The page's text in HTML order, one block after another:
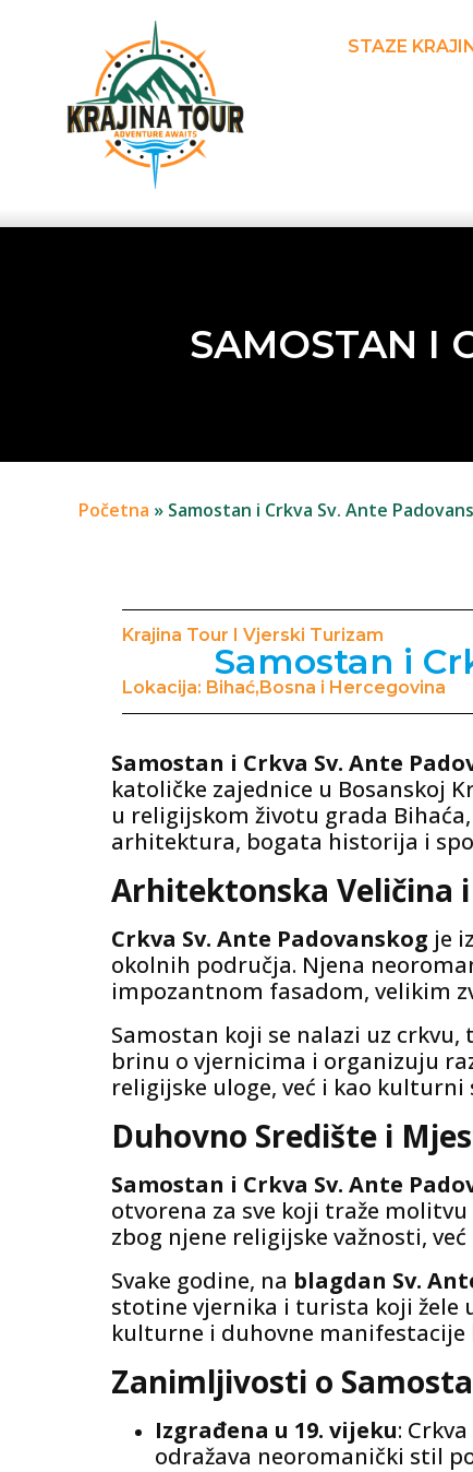
STAZE
SAMOSTAN I
Početna » Samostan i Crkva Sv. Ante
Krajina Tour I Vjerski Turizam
Samostan i
Lokacija: Bihać,Bosna i Hercegovina
Samostan i Crkva Sv. Ante
katoličke zajednice u Bosanskoj
u religijskom životu grada
arhitektura, bogata historija i
Arhitektonska Veličina
Crkva Sv. Ante Padovanskog je
okolnih područja. Njena
impozantnom fasadom, velikim
Samostan koji se nalazi uz
brinu o vjernicima i organizuju
religijske uloge, već i kao
Duhovno Središte i
Samostan i Crkva Sv. Ante
otvorena za sve koji traže
zbog njene religijske važnosti,
Svake godine, na blagdan Sv.
stotine vjernika i turista koji žele
kulturne i duhovne manifestacije
Zanimljivosti o
Izgrađena u 19. vijeku:
odražava neoromanički stil